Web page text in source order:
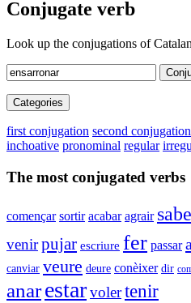
Conjugate verb
Look up the conjugations of
Categories
first conjugation second conjugation
inchoative pronominal regular
The most conjugated verbs
començar sortir acabar agrair
venirpujar escriure fer passar
canviar veure deure conèixer dir
anarestarvolertenir